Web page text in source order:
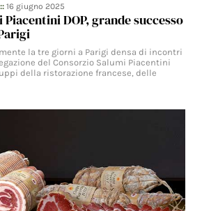
::16 giugno 2025
DOP, grande successo
la tre giorni a Parigi densa di incontri
del Consorzio Salumi Piacentini
della ristorazione francese, delle